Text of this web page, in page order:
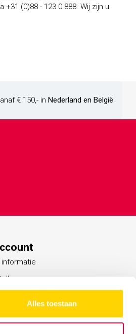
Alles toestaan
(0)88 - 123 0 888. Wij zijn u
€ 150,- in Nederland en België